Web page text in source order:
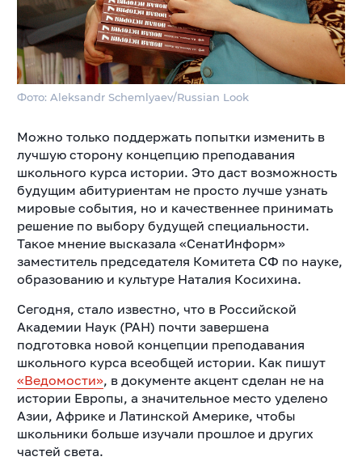
Фото: Aleksandr Schemlyaev/Russian Look
Можно только поддержать попытки изменить в
лучшую сторону концепцию преподавания
школьного курса истории. Это даст возможность
будущим абитуриентам не просто лучше узнать
мировые события, но и качественнее принимать
решение по выбору будущей специальности.
Такое мнение высказала «СенатИнформ»
заместитель председателя Комитета СФ по науке,
образованию и культуре Наталия Косихина.
Сегодня, стало известно, что в Российской
Академии Наук (РАН) почти завершена
подготовка новой концепции преподавания
школьного курса всеобщей истории. Как пишут
«Ведомости», в документе акцент сделан не на
истории Европы, а значительное место уделено
Азии, Африке и Латинской Америке, чтобы
школьники больше изучали прошлое и других
частей света.